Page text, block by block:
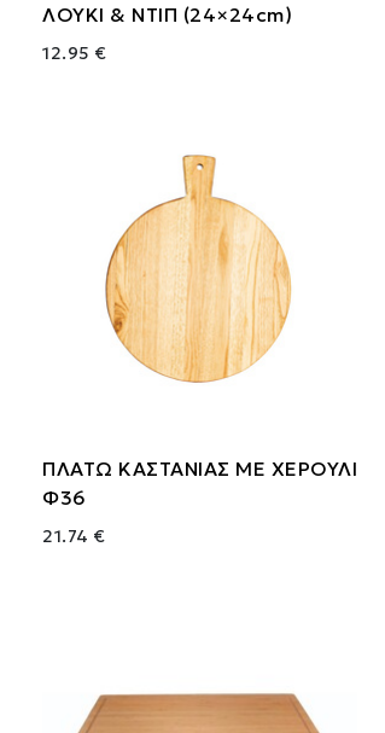
ΛΟΥΚΙ & ΝΤΙΠ (24×24cm)
12.95 €
ΠΛΑΤΩ ΚΑΣΤΑΝΙΑΣ ΜΕ ΧΕΡΟΥΛΙ
Φ36
21.74 €